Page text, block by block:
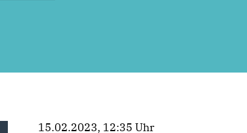
15.02.2023, 12:35 Uhr